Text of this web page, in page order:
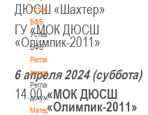
Устав
БФБ
Устав
БФБ
Регламентирующие
документы
Регламентирующие
документы
Материалы
ДЮСШ «Шахтер»
ГУ «МОК ДЮСШ
«Олимпик-2011»
6 апреля 2024 (суббота)
14.00«МОК ДЮСШ
«Олимпик-2011»